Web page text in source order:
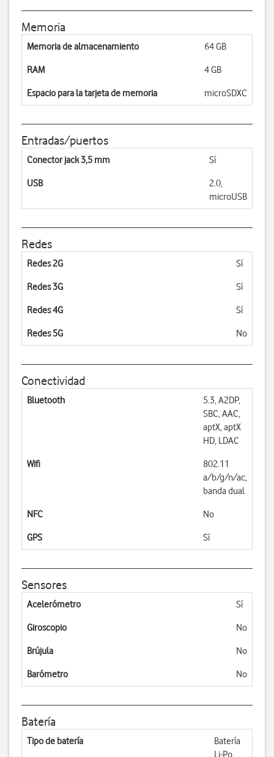
Memoria
Memoria de almacenamiento 64 GB
RAM 4 GB
Espacio para la tarjeta de memoria microSDXC
Entradas/puertos
Conector jack 3,5 mm Sí
USB
2.0,
microUSB
Redes
Redes 2G Sí
Redes 3G Sí
Redes 4G Sí
Redes 5G No
Conectividad
Bluetooth
5.3, A2DP,
SBC, AAC,
aptX, aptX
HD, LDAC
Wifi
802.11
a/b/g/n/ac,
banda dual
NFC No
GPS Sí
Sensores
Acelerómetro Sí
Giroscopio No
Brújula No
Barómetro No
Batería
Tipo de batería
Batería
Li-Po